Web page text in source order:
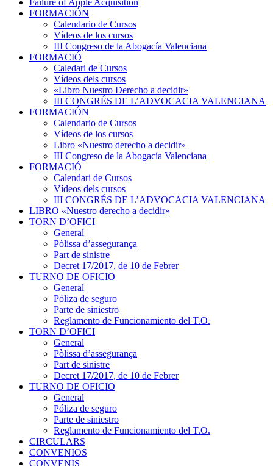
Failure of Apple Acquisition
FORMACIÓN
Calendario de Cursos
Vídeos de los cursos
III Congreso de la Abogacía Valenciana
FORMACIÓ
Caledari de Cursos
Vídeos dels cursos
«Libro Nuestro Derecho a decidir»
III CONGRÉS DE L’ADVOCACIA VALENCIANA
FORMACIÓN
Calendario de Cursos
Vídeos de los cursos
Libro «Nuestro derecho a decidir»
III Congreso de la Abogacía Valenciana
FORMACIÓ
Calendari de Cursos
Vídeos dels cursos
III CONGRÉS DE L’ADVOCACIA VALENCIANA
LIBRO «Nuestro derecho a decidir»
TORN D’OFICI
General
Pòlissa d’assegurança
Part de sinistre
Decret 17/2017, de 10 de Febrer
TURNO DE OFICIO
General
Póliza de seguro
Parte de siniestro
Reglamento de Funcionamiento del T.O.
TORN D’OFICI
General
Pòlissa d’assegurança
Part de sinistre
Decret 17/2017, de 10 de Febrer
TURNO DE OFICIO
General
Póliza de seguro
Parte de siniestro
Reglamento de Funcionamiento del T.O.
CIRCULARS
CONVENIOS
CONVENIS